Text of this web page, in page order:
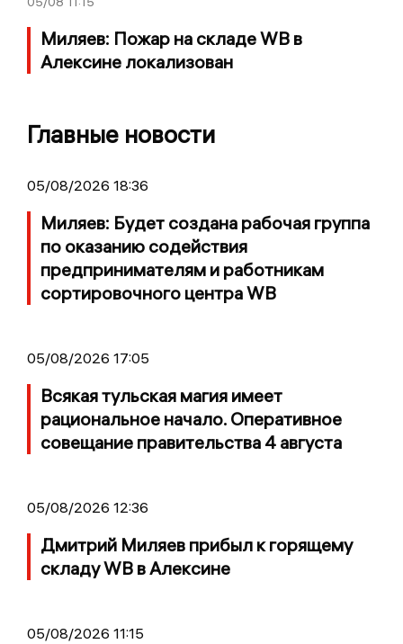
Миляев: Пожар на складе WB в
Алексине локализован
Главные новости
05/08/2026 18:36
Миляев: Будет создана рабочая группа
по оказанию содействия
предпринимателям и работникам
сортировочного центра WB
05/08/2026 17:05
Всякая тульская магия имеет
рациональное начало. Оперативное
совещание правительства 4 августа
05/08/2026 12:36
Дмитрий Миляев прибыл к горящему
складу WB в Алексине
05/08/2026 11:15